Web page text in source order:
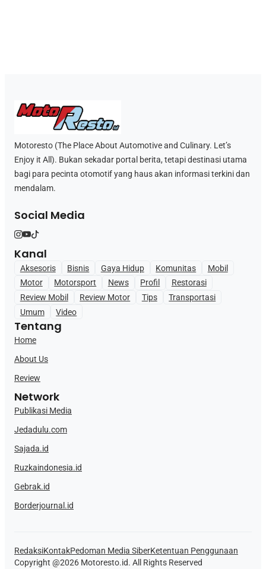
Motoresto (The Place About Automotive and Culinary. Let’s
Enjoy it All). Bukan sekadar portal berita, tetapi destinasi utama
bagi para pecinta otomotif yang haus akan informasi terkini dan
mendalam.
Social Media
Kanal
Aksesoris Bisnis Gaya Hidup Komunitas
Mobil
Motor
Motorsport News Profil
Restorasi
Review Mobil
Review Motor Tips
Transportasi
Umum
Video
Tentang
Home
About Us
Review
Network
Publikasi Media
Jedadulu.com
Sajada.id
Ruzkaindonesia.id
Gebrak.id
Borderjournal.id
RedaksiKontakPedoman Media SiberKetentuan Penggunaan
Copyright @2026 Motoresto.id. All Rights Reserved